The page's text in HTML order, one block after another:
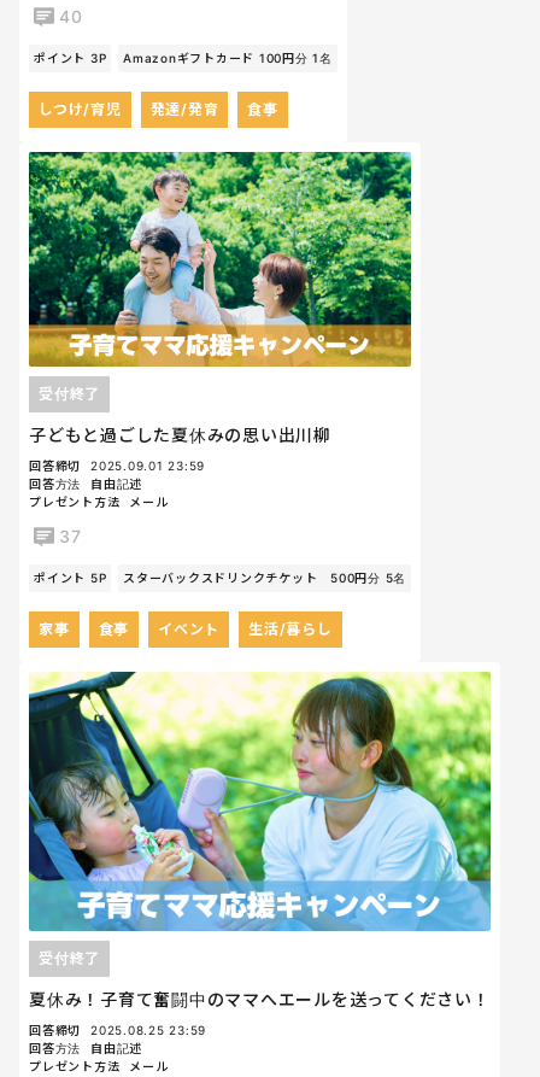
40
ポイント 3P Amazonギフトカード 100円分 1名
しつけ/育児 発達/発育 食事
子どもと過ごした夏休みの思い出川柳
受付終了
回答締切
2025.09.01 23:59
回答方法
自由記述
プレゼント方法
メール
37
ポイント 5P スターバックスドリンクチケット 500円分 5名
家事 食事 イベント 生活/暮らし
夏休み！子育て奮闘中のママへエールを送ってください！
受付終了
回答締切
2025.08.25 23:59
回答方法
自由記述
プレゼント方法
メール